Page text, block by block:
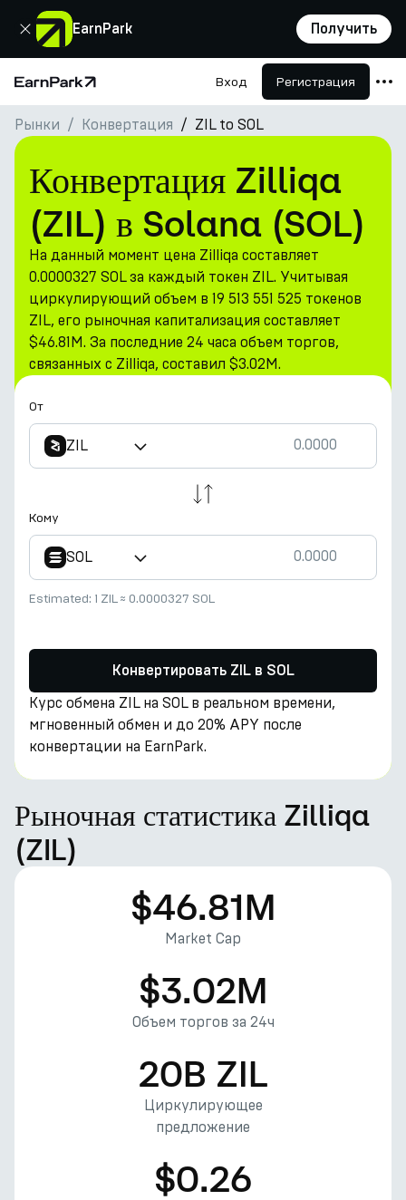
EarnPark Получить
Закрыть
Главная страница Вход Регистрация
Продукты
Рынки
Калькуляторы
Токен PARK
Ресурсы
Компания
Рынки Конвертация ZIL to SOL
Конвертация Zilliqa
(ZIL) в Solana (SOL)
На данный момент цена Zilliqa составляет
0.0000327 SOL за каждый токен ZIL. Учитывая
циркулирующий объем в 19 513 551 525 токенов
ZIL, его рыночная капитализация составляет
$46.81M. За последние 24 часа объем торгов,
связанных с Zilliqa, составил $3.02M.
От
ZIL
Кому
SOL
Estimated: 1 ZIL≈ 0.0000327 SOL
Конвертировать ZIL в SOL
Курс обмена ZIL на SOL в реальном времени,
мгновенный обмен и до 20% APY после
конвертации на EarnPark.
Рыночная статистика Zilliqa
(ZIL)
$46.81M
Market Cap
$3.02M
Объем торгов за 24ч
20B ZIL
Циркулирующее
предложение
$0.26